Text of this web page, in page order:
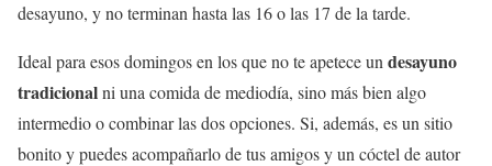
desayuno, y no terminan hasta las 16 o las 17 de la tarde.
Ideal para esos domingos en los que no te apetece un desayuno
tradicionalni una comida de mediodía, sino más bien algo
intermedio o combinar las dos opciones. Si, además, es un sitio
bonito y puedes acompañarlo de tus amigos y un cóctel de autor